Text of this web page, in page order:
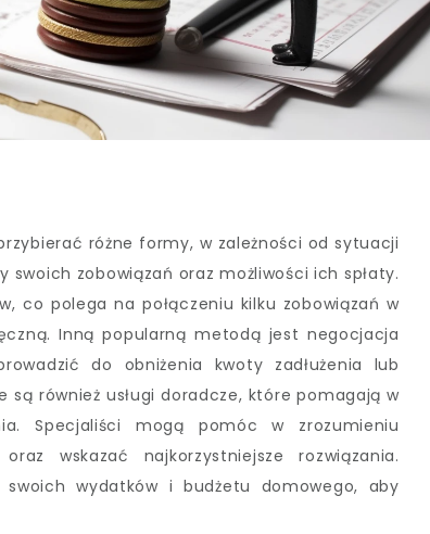
różne formy, w zależności od sytuacji
zobowiązań oraz możliwości ich spłaty.
co polega na połączeniu kilku zobowiązań w
Inną popularną metodą jest negocjacja
do obniżenia kwoty zadłużenia lub
są również usługi doradcze, które pomagają w
Specjaliści mogą pomóc w zrozumieniu
wskazać najkorzystniejsze rozwiązania.
wydatków i budżetu domowego, aby